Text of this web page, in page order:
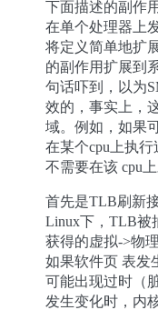
下面描述的副作
在单个处理器上
将定义简单地扩
的副作用扩展到
句话吓到，以为
效的，事实上，
域。例如，如果
在某个cpu上执行
不需要在该 cpu
首先是TLB刷新
Linux下，TLB被
获得的虚拟->物
如果软件页 表发
可能出现过时（
发生变化时，内